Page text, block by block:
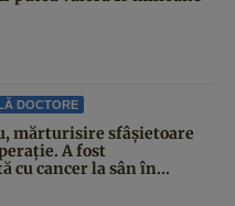
DOCTORE
mărturisire sfâșietoare
A fost
cu cancer la sân în...